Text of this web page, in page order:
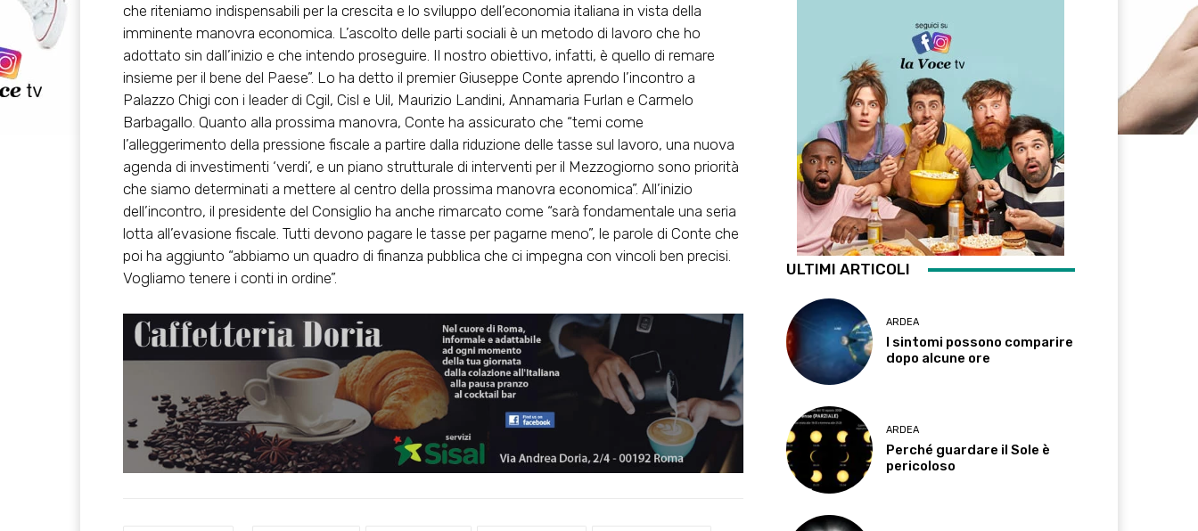
che riteniamo indispensabili per la crescita e lo sviluppo dell’economia italiana in vista della
imminente manovra economica. L’ascolto delle parti sociali è un metodo di lavoro che ho
adottato sin dall’inizio e che intendo proseguire. Il nostro obiettivo, infatti, è quello di remare
insieme per il bene del Paese”. Lo ha detto il premier Giuseppe Conte aprendo l’incontro a
Palazzo Chigi con i leader di Cgil, Cisl e Uil, Maurizio Landini, Annamaria Furlan e Carmelo
Barbagallo. Quanto alla prossima manovra, Conte ha assicurato che “temi come
l’alleggerimento della pressione fiscale a partire dalla riduzione delle tasse sul lavoro, una nuova
agenda di investimenti ‘verdi’, e un piano strutturale di interventi per il Mezzogiorno sono priorità
che siamo determinati a mettere al centro della prossima manovra economica”. All’inizio
dell’incontro, il presidente del Consiglio ha anche rimarcato come “sarà fondamentale una seria
lotta all’evasione fiscale. Tutti devono pagare le tasse per pagarne meno”, le parole di Conte che
poi ha aggiunto “abbiamo un quadro di finanza pubblica che ci impegna con vincoli ben precisi.
Vogliamo tenere i conti in ordine”.
ULTIMI ARTICOLI
ARDEA
I sintomi possono comparire
dopo alcune ore
ARDEA
Perché guardare il Sole è
pericoloso